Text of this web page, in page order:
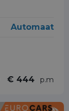
Automaat
€ 444 p.m